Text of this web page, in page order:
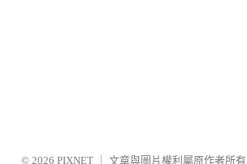
© 2026 PIXNET 文章與圖片權利屬原作者所有